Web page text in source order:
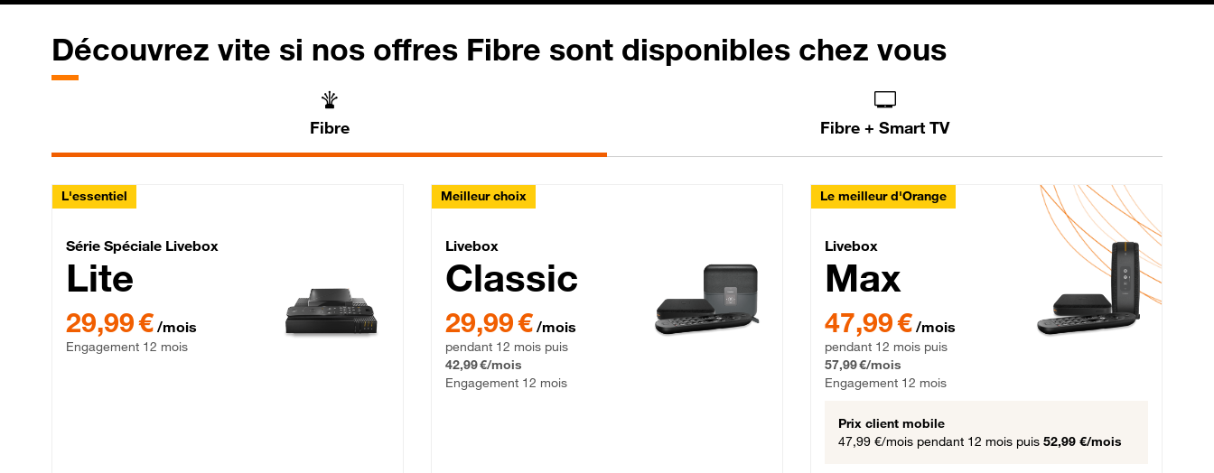
Découvrez vite si nos offres Fibre sont disponibles chez vous
Fibre Fibre + Smart TV
L'essentiel
Série Spéciale Livebox Lite Fibre
Série Spéciale Livebox
Lite
29,99 € par mois , Engagement 12 mois
29,99 € /mois
Engagement 12 mois
Meilleur choix
Livebox Classic Fibre
Livebox
Classic
29,99 € par mois pendant 12 mois puis 42,99 € par mois, Engagement 12 mois
29,99 € /mois
pendant 12 mois puis
42,99 €/mois
Engagement 12 mois
Le meilleur d'Orange
Livebox Max Fibre
Livebox
Max
47,99 € par mois pendant 12 mois puis 57,99 € par mois,
47,99 € /mois
pendant 12 mois puis
57,99 €/mois
Engagement 12 mois
Prix client mobile
47,99 €/mois pendant 12 mois puis 52,99 €/mois